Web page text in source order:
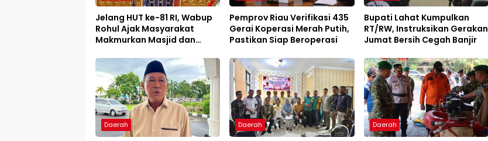
Jelang HUT ke-81 RI, Wabup
Rohul Ajak Masyarakat
Makmurkan Masjid dan
Pemprov Riau Verifikasi 435
Gerai Koperasi Merah Putih,
Pastikan Siap Beroperasi
Bupati Lahat Kumpulkan
RT/RW, Instruksikan Gerakan
Jumat Bersih Cegah Banjir
Daerah Daerah Daerah